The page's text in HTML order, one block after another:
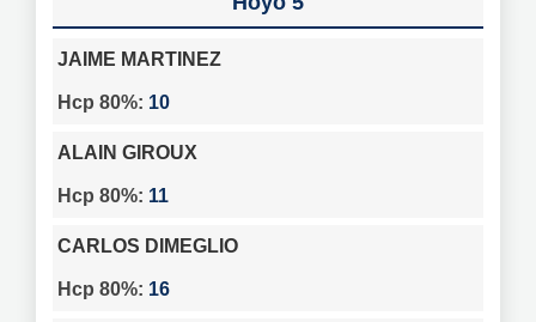
JAIME MARTINEZ
10
ALAIN GIROUX
11
CARLOS DIMEGLIO
16